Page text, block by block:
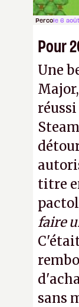
Percole 6
Pour
Une
titre
faire
sans